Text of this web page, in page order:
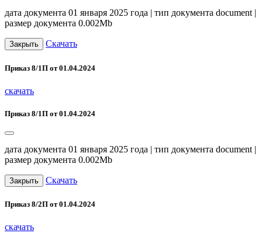
дата документа 01 января 2025 года | тип документа document |
размер документа 0.002Mb
Закрыть Скачать
Приказ 8/1П от 01.04.2024
скачать
Приказ 8/1П от 01.04.2024
дата документа 01 января 2025 года | тип документа document |
размер документа 0.002Mb
Закрыть Скачать
Приказ 8/2П от 01.04.2024
скачать